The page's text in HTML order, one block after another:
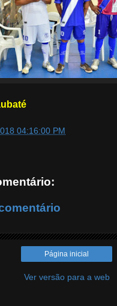
04:16:00 PM
Página inicial
Ver versão para a web